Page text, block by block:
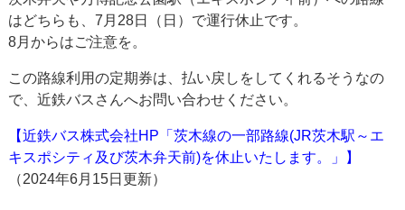
はどちらも、7月28日（日）で運行休止です。
8月からはご注意を。
この路線利用の定期券は、払い戻しをしてくれるそうなの
で、近鉄バスさんへお問い合わせください。
【近鉄バス株式会社HP「茨木線の一部路線(JR茨木駅～エ
キスポシティ及び茨木弁天前)を休止いたします。」】
（2024年6月15日更新）